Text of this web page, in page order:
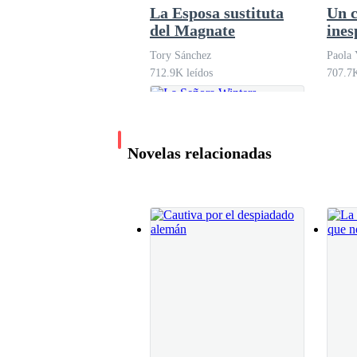
—¿Quién soy? ¿De verdad estás
La Esposa sustituta
del Magnate
Tory Sánchez
712.9K leídos
Un
jefe
Paola
Novelas relacionadas